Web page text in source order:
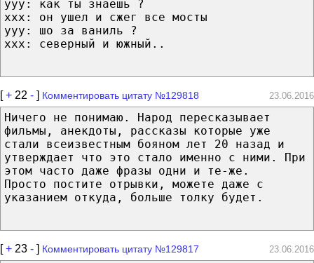
yyy: как ты знаешь ?
xxx: он ушел и сжег все мосты
yyy: шо за ваниль ?
xxx: северный и южный..
[+ 22 - ] Комментировать цитату №129818 23.06.2016
Ничего не понимаю. Народ пересказывает
фильмы, анекдоты, рассказы которые уже
стали всеизвестным бояном лет 20 назад и
утверждает что это стало именно с ними. При
этом часто даже фразы одни и те-же.
Просто постите отрывки, можете даже с
указанием откуда, больше толку будет.
[+ 23 - ] Комментировать цитату №129817 23.06.2016